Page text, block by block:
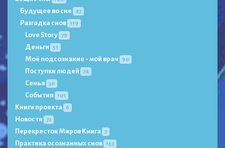
Будущее во сне 47
Разгадка снов 119
Love Story 79
Деньги 51
Моё подсознание - мой врач 90
Поступки людей 74
Семья 30
События 101
Книги проекта 6
Новости 72
Перекресток Миров Книга 7
Практика осознанных снов 153